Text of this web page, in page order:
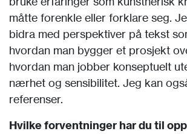
måtte forenkle eller forklare seg.
bidra med perspektiver på tekst
hvordan man bygger et prosjekt
hvordan man jobber konseptuelt
nærhet og sensibilitet. Jeg kan
referenser.
Hvilke forventninger har du til